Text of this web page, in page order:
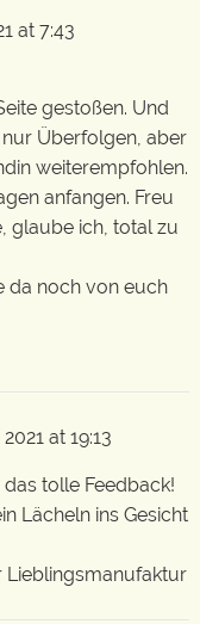
at 7:43
gestoßen. Und
nur Überfolgen, aber
weiterempfohlen.
anfangen. Freu
glaube ich, total zu
da noch von euch
at 19:13
tolle Feedback!
Lächeln ins Gesicht
Lieblingsmanufaktur